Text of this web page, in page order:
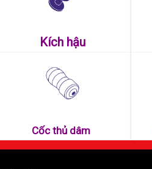
Kích hậu
Cốc thủ dâm